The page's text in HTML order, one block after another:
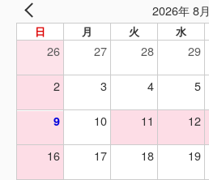
2026年 8月
日 月 火 水
26 27 28 29
2 3 4 5
9 10 11 12
16 17 18 19